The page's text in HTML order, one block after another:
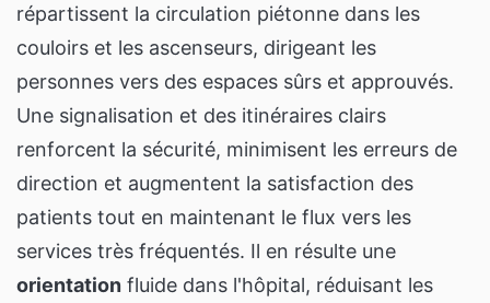
répartissent la circulation piétonne dans les
couloirs et les ascenseurs, dirigeant les
personnes vers des espaces sûrs et approuvés.
Une signalisation et des itinéraires clairs
renforcent la sécurité, minimisent les erreurs de
direction et augmentent la satisfaction des
patients tout en maintenant le flux vers les
services très fréquentés. Il en résulte une
orientation fluide dans l'hôpital, réduisant les